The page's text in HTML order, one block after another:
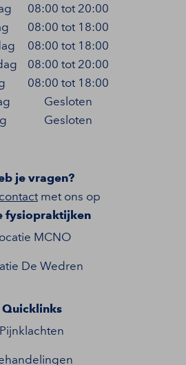
08:00 tot 20:00
08:00 tot 18:00
08:00 tot 18:00
08:00 tot 20:00
08:00 tot 18:00
Gesloten
Gesloten
je vragen?
contact met ons op
fysiopraktijken
MCNO
De Wedren
Quicklinks
Pijnklachten